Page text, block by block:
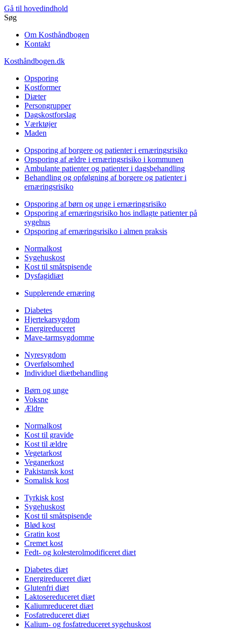
Gå til hovedindhold
Søg
Om Kosthåndbogen
Kontakt
Kosthåndbogen.dk
Opsporing
Kostformer
Diæter
Persongrupper
Dagskostforslag
Værktøjer
Maden
Opsporing af borgere og patienter i ernæringsrisiko
Opsporing af ældre i ernæringsrisiko i kommunen
Ambulante patienter og patienter i dagsbehandling
Behandling og opfølgning af borgere og patienter i
ernæringsrisiko
Opsporing af børn og unge i ernæringsrisiko
Opsporing af ernæringsrisiko hos indlagte patienter på
sygehus
Opsporing af ernæringsrisiko i almen praksis
Normalkost
Sygehuskost
Kost til småtspisende
Dysfagidiæt
Supplerende ernæring
Diabetes
Hjertekarsygdom
Energireduceret
Mave-tarmsygdomme
Nyresygdom
Overfølsomhed
Individuel diætbehandling
Børn og unge
Voksne
Ældre
Normalkost
Kost til gravide
Kost til ældre
Vegetarkost
Veganerkost
Pakistansk kost
Somalisk kost
Tyrkisk kost
Sygehuskost
Kost til småtspisende
Blød kost
Gratin kost
Cremet kost
Fedt- og kolesterolmodificeret diæt
Diabetes diæt
Energireduceret diæt
Glutenfri diæt
Laktosereduceret diæt
Kaliumreduceret diæt
Fosfatreduceret diæt
Kalium- og fosfatreduceret sygehuskost